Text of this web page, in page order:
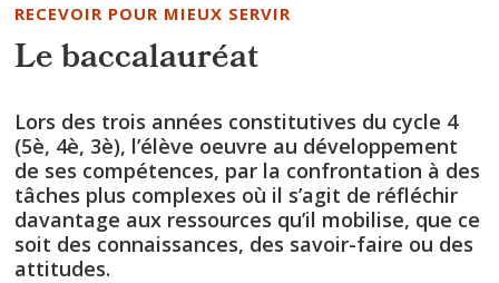
RECEVOIR POUR MIEUX SERVIR
Le baccalauréat
Lors des trois années constitutives du cycle 4
(5è, 4è, 3è), l’élève oeuvre au développement
de ses compétences, par la confrontation à des
tâches plus complexes où il s’agit de réfléchir
davantage aux ressources qu’il mobilise, que ce
soit des connaissances, des savoir-faire ou des
attitudes.